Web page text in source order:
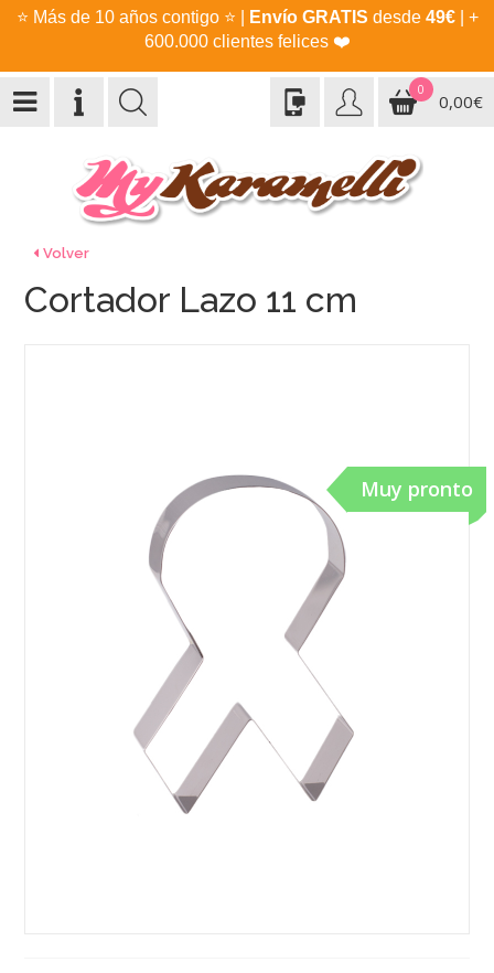
⭐ Más de 10 años contigo ⭐ Envío GRATIS desde 49€| +
600.000 clientes felices ❤️
0
0,00€
Volver
Muy pronto
Cortador Lazo 11 cm